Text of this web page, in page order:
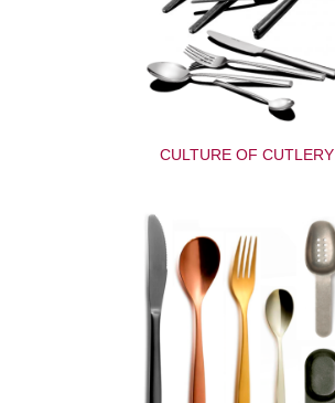
CULTURE OF CUTLERY